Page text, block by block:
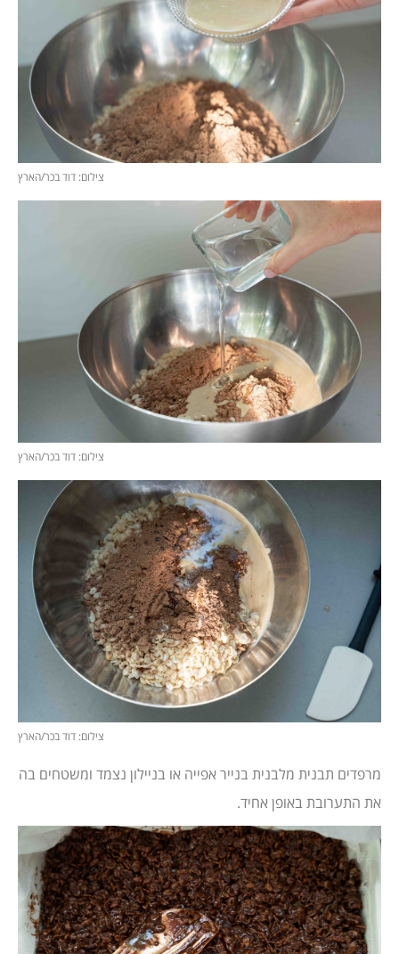
צילום: דוד בכר/הארץ
צילום: דוד בכר/הארץ
צילום: דוד בכר/הארץ
מרפדים תבנית מלבנית בנייר אפייה או בניילון נצמד ומשטחים בה
את התערובת באופן אחיד.